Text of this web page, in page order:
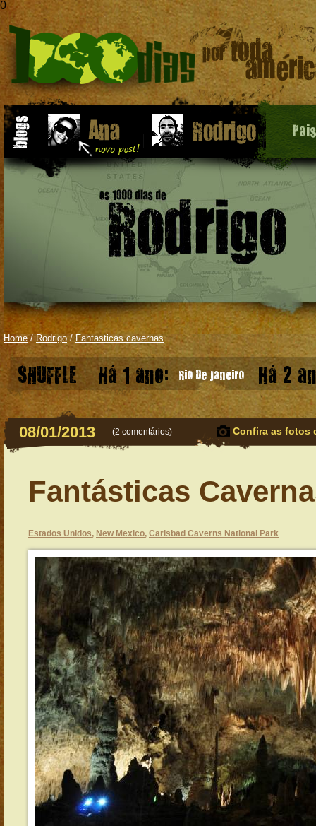
0
Home/ Rodrigo /Fantasticas cavernas
SHUFFLE Há 1 ano: Rio De Janeiro Há 2
08/01/2013 (2 comentários) Confira as fotos
Fantásticas
Estados Unidos, New Mexico, Carlsbad Caverns National Park